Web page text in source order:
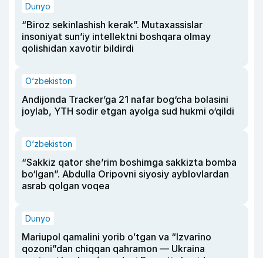
Dunyo
“Biroz sekinlashish kerak”. Mutaxassislar
insoniyat sun’iy intellektni boshqara olmay
qolishidan xavotir bildirdi
O‘zbekiston
Andijonda Tracker’ga 21 nafar bog‘cha bolasini
joylab, YTH sodir etgan ayolga sud hukmi o‘qildi
O‘zbekiston
“Sakkiz qator she’rim boshimga sakkizta bomba
bo‘lgan”. Abdulla Oripovni siyosiy ayblovlardan
asrab qolgan voqea
Dunyo
Mariupol qamalini yorib oʻtgan va “Izvarino
qozoni”dan chiqqan qahramon — Ukraina